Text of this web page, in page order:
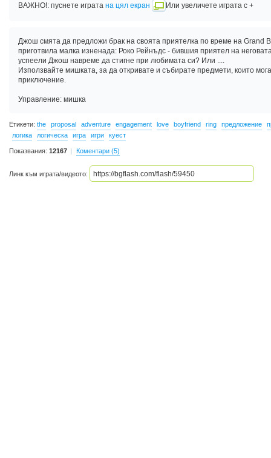
ВАЖНО!: пуснете играта на цял екран Или увеличете играта с +
Джош смята да предложи брак на своята приятелка по време на Grand
приготвила малка изненада: Роко Рейнъдс - бившия приятел на
успеели Джош навреме да стигне при любимата си? Или ....
Използвайте мишката, за да откривате и събирате предмети, които
приключение.
Управление: мишка
Етикети: the proposal adventure engagement love boyfriend ring предложение
логика
логическа игра игри куест
Показвания: 12167 Коментари (5)
Линк към играта/видеото: